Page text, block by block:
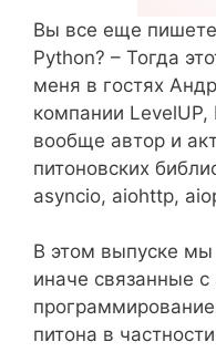
Вы все еще
Python? – Тогда
меня в гостях
компании LevelUP,
вообще автор и
питоновских
asyncio, aiohttp,
В этом выпуске
иначе связанные
питона в